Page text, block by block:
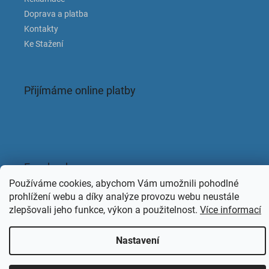
Používáme cookies, abychom Vám umožnili pohodlné
prohlížení webu a díky analýze provozu webu neustále
zlepšovali jeho funkce, výkon a použitelnost. Více informací
Nastavení
Doprava a platba
Kontakty
Ke Stažení
Přijímáme online platby
Facebook
KAPACLEAN
KAPACLEAN. Všechna práva vyhrazena.